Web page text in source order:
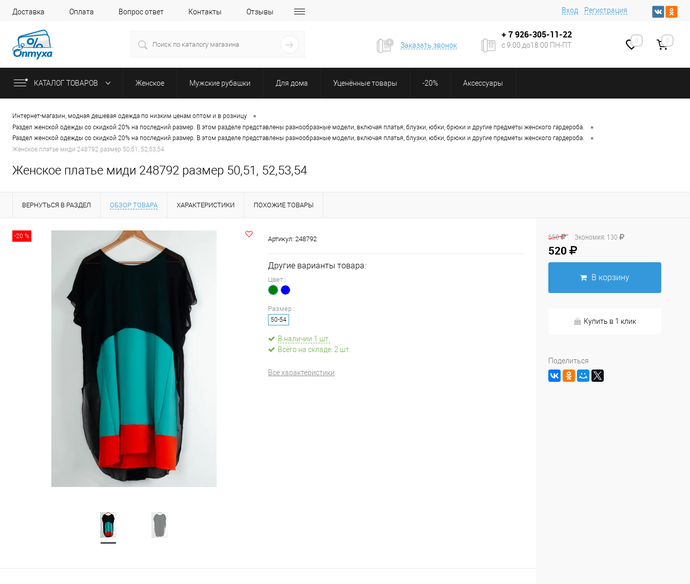
Доставка Оплата Вопрос ответ Контакты Отзывы Вход Регистрация
Заказать звонок
+ 7926-305-11-22
с 9:00 до18:00 ПН-ПТ
0 0
КАТАЛОГ ТОВАРОВ Женское Мужские рубашки Для дома Уценённые товары -20% Аксессуары
Интернет-магазин, модная дешевая одежда по низким ценам оптом и в розницу •
Раздел женской одежды со скидкой 20% на последний размер. В этом разделе представлены разнообразные модели, включая платья, блузки, юбки, брюки и другие предметы женского гардероба. •
Раздел женской одежды со скидкой 20% на последний размер. В этом разделе представлены разнообразные модели, включая платья, блузки, юбки, брюки и другие предметы женского гардероба. •
Женское платье миди 248792 размер 50,51, 52,53,54
Женское платье миди 248792 размер 50,51, 52,53,54
ВЕРНУТЬСЯ В РАЗДЕЛ ОБЗОР ТОВАРА ХАРАКТЕРИСТИКИ ПОХОЖИЕ ТОВАРЫ
-20 % Артикул: 248792
Другие варианты товара:
Цвет :
Размер :
50-54
В наличии 1 шт.
Всего на складе: 2 шт.
Все характеристики
650 Экономия: 130
520
В корзину
Купить в 1 клик
Поделиться